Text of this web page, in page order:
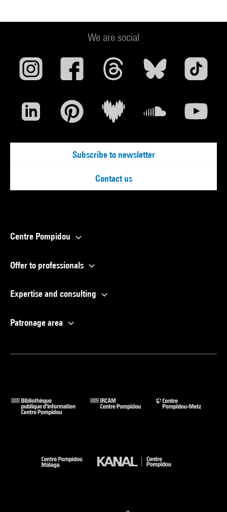
We are social
Subscribe to newsletter
Contact us
Centre Pompidou
Offer to professionals
Expertise and consulting
Patronage area